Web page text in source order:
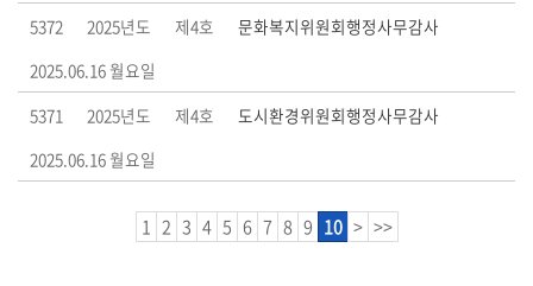
5372
2025년도 제4호
문화복지위원회행정사무감사
2025.06.16 월요일
5371
2025년도 제4호
도시환경위원회행정사무감사
2025.06.16 월요일
1 2 3 4 5 6 7 8 9 10 > >>